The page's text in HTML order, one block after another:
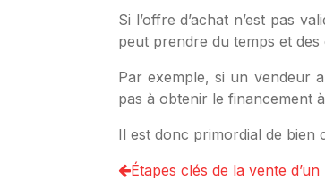
Si l’offre d’achat n’est pas
peut prendre du temps et
Par exemple, si un vendeur
pas à obtenir le financement
Il est donc primordial de bien
Étapes clés de la vente